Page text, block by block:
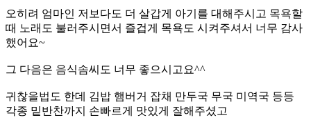
오히려 엄마인 저보다도 더 살갑게 아기를 대해주시고 목욕할
때 노래도 불러주시면서 즐겁게 목욕도 시켜주셔서 너무 감사
했어요~
그 다음은 음식솜씨도 너무 좋으시고요^^
귀찮을법도 한데 김밥 햄버거 잡채 만두국 무국 미역국 등등
각종 밑반찬까지 손빠르게 맛있게 잘해주셨고